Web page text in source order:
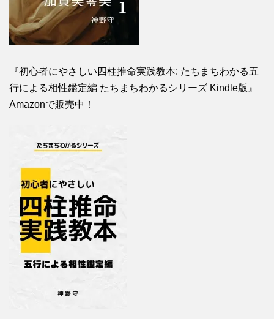
『初心者にやさしい四柱推命実践教本: たちまちわかる五
行による相性鑑定編 たちまちわかるシリーズ Kindle版』
Amazonで販売中！